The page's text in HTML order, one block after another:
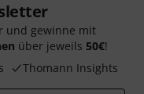
und gewinne mit
über jeweils 50€!
Thomann Insights